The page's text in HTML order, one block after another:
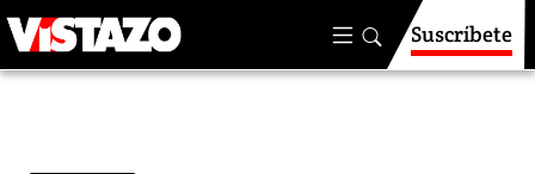
Suscríbete